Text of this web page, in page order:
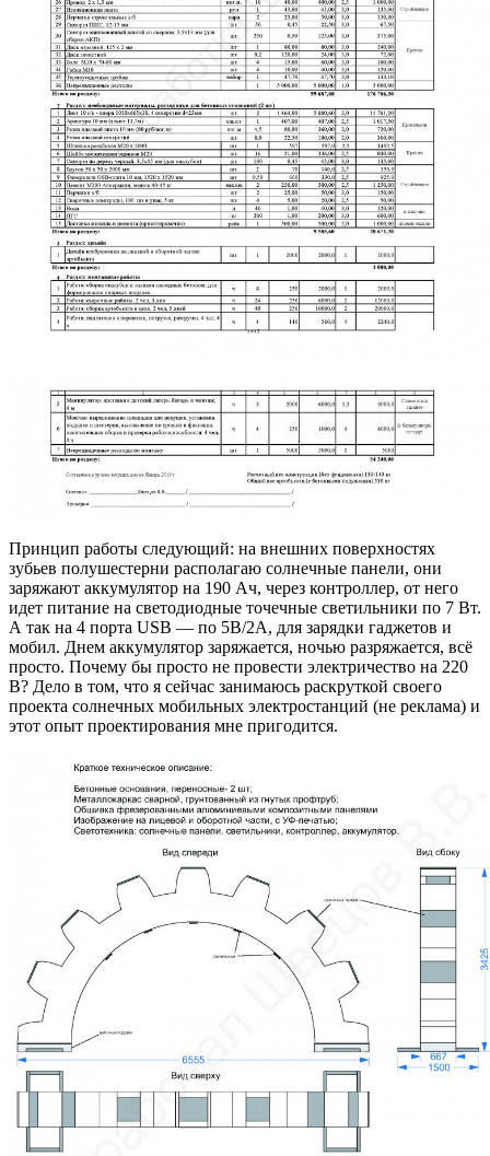
Принцип работы следующий: на внешних поверхностях
зубьев полушестерни располагаю солнечные панели, они
заряжают аккумулятор на 190 Ач, через контроллер, от него
идет питание на светодиодные точечные светильники по 7 Вт.
А так на 4 порта USB — по 5В/2А, для зарядки гаджетов и
мобил. Днем аккумулятор заряжается, ночью разряжается, всё
просто. Почему бы просто не провести электричество на 220
В? Дело в том, что я сейчас занимаюсь раскруткой своего
проекта солнечных мобильных электростанций (не реклама) и
этот опыт проектирования мне пригодится.